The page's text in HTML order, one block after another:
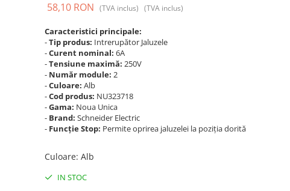
58,10 RON (TVA inclus) (TVA inclus)
Caracteristici principale:
-Tip produs: Intrerupător Jaluzele
-Curent nominal: 6A
-Tensiune maximă: 250V
- Număr module: 2
-Culoare: Alb
-Cod produs: NU323718
-Gama: Noua Unica
- Brand: Schneider Electric
- Funcție Stop: Permite oprirea jaluzelei la poziția dorită
Culoare: Alb
IN STOC